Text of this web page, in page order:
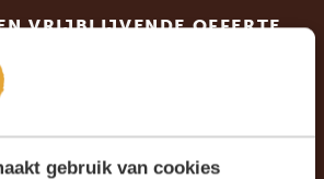
gebruik van cookies
VRIJBLIJVENDE OFFERTE
JOUW DROOMREIS SAMEN